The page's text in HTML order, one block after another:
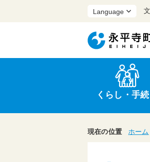
くらし・手続
現在の位置 ホーム